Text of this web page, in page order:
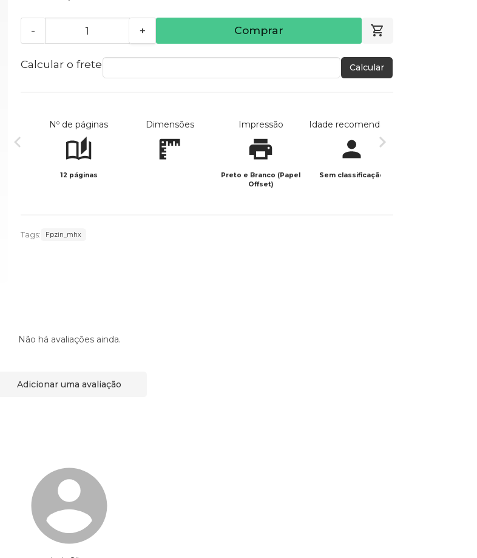
- + Comprar
Calcular o frete Calcular
Nº de páginas
12 páginas
Dimensões Impressão
Preto e Branco (Papel
Offset)
Idade recomendada
Sem classificação
Tags: Fpzin_mhx
Não há avaliações ainda.
Adicionar uma avaliação